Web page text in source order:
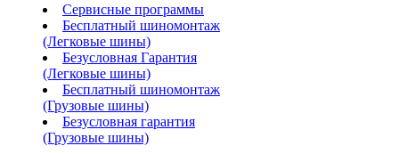
Сервисные программы
Бесплатный шиномонтаж
(Легковые шины)
Безусловная Гарантия
(Легковые шины)
Бесплатный шиномонтаж
(Грузовые шины)
Безусловная гарантия
(Грузовые шины)